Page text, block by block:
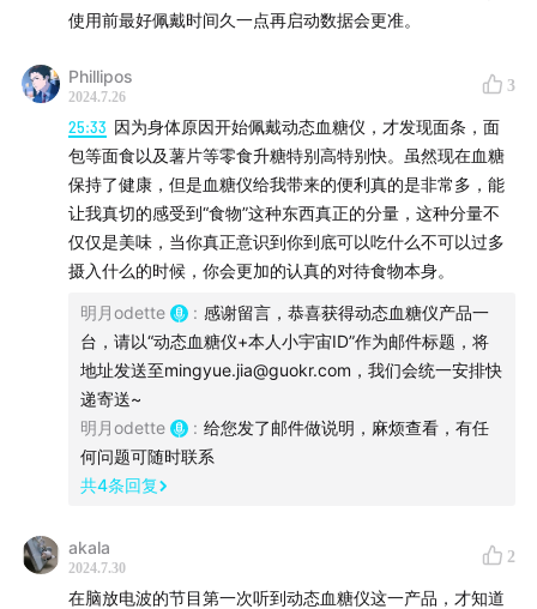
使用前最好佩戴时间久一点再启动数据会更准。
Phillipos
2024.7.26
3
25:33 因为身体原因开始佩戴动态血糖仪，才发现面条，面
包等面食以及薯片等零食升糖特别高特别快。虽然现在血糖
保持了健康，但是血糖仪给我带来的便利真的是非常多，能
让我真切的感受到“食物”这种东西真正的分量，这种分量不
仅仅是美味，当你真正意识到你到底可以吃什么不可以过多
摄入什么的时候，你会更加的认真的对待食物本身。
明月odette : 感谢留言，恭喜获得动态血糖仪产品一
台，请以“动态血糖仪+本人小宇宙ID”作为邮件标题，将
地址发送至mingyue.jia@guokr.com，我们会统一安排快
递寄送~
明月odette
: 给您发了邮件做说明，麻烦查看，有任
何问题可随时联系
共4条回复
akala
2024.7.30
2
在脑放电波的节目第一次听到动态血糖仪这一产品，才知道